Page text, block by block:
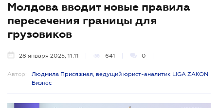
Молдова вводит новые правила
пересечения границы для
грузовиков
28 января 2025, 11:11 641 0
Автор:
Людмила Присяжная, ведущий юрист-аналитик LIGA ZAKON
Бизнес